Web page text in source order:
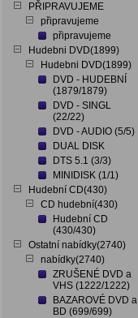
PŘIPRAVUJEME
připravujeme
připravujeme
Hudebni DVD(1899)
Hudebni DVD(1899)
DVD - HUDEBNÍ
(1879/1879)
DVD - SINGL
(22/22)
DVD - AUDIO (5/5)
DUAL DISK
DTS 5.1 (3/3)
MINIDISK (1/1)
Hudební CD(430)
CD hudební(430)
Hudební CD
(430/430)
Ostatní nabídky(2740)
nabídky(2740)
ZRUŠENÉ DVD a
VHS (1222/1222)
BAZAROVÉ DVD a
BD (699/699)